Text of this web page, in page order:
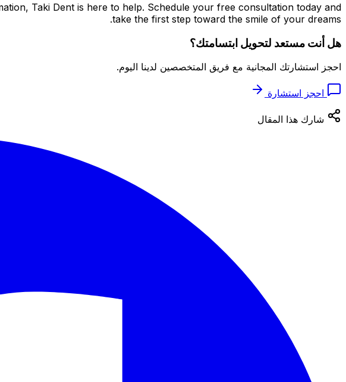
Taki Dent is here to help. Schedule your free consultation today and
take the first step toward the smile of your dreams.
هل أنت مستعد لتحويل ابتسامتك؟
احجز استشارتك المجانية مع فريق المتخصصين لدينا اليوم.
احجز استشارة
شارك هذا المقال